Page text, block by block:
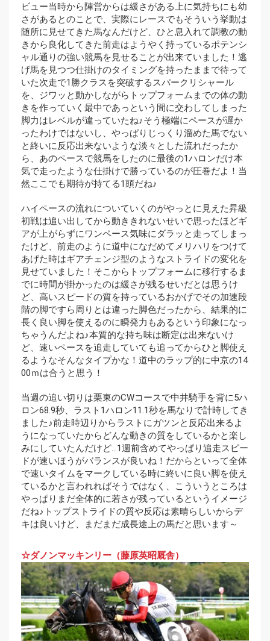
ビュー当時から陣営からは緩さがある上に気持ちにも幼
さがあるとのことで、実際にレースでもそういう挙動は
随所に見せてきた馬なんだけど、ひと息入れて調教の動
きから良化してきた前走はようやく持っているポテンシ
ャル通りの強い競馬を見せることが出来ていました！逃
げ馬を見つつ仕掛けのタイミングを持ったままで待って
いた次走で1勝クラスを突破するスパークリシャール
を、ジワッと動かしながらトップフォームまでの体の動
きを作っていく最中であっという間に交わしてしまった
脚力はレベルが違っていたね♪そう極端にペースが遅か
ったわけではないし、やっぱりじっくり溜めた馬でない
と終いに反応出来ないような淡々とした流れだったか
ら、あのペースで競馬をしたのに最後の1ハロンだけ本
気で走ったような仕掛けで勝っているのが圧巻だよ！当
然ここでも期待が持てる1頭だね♪
ハイペースの流れについていくのがやっとに見えた昇級
初戦は追い出してから動ききれないせいで思ったほどギ
アが上がらずにワンペース気味にダラッと走ってしまっ
たけど、前走のように道中になだめてメリハリをつけて
あげた時はギアチェンジ型のようなストライドの変化を
見せていました！そこからトップフォームに移行するま
でに時間が掛かったのは緩さが残るせいだとは思うけ
ど、高いスピードの質を持っているおかげでその加速段
階の脚ですら周りとは違った脚色だったから、結果的に
長く良い脚を使えるのに瞬発力もあるという印象になっ
ちゃうんだよね♪本質的な持ち味は断定は出来ないけ
ど、速いペースを追走していても追ってからひと脚使え
るようなそんなタイプかな！道中のラップ的に中京の14
00ｍは合うと思う！
当週の追い切りは栗東のCWコースで中井騎手を背に5ハ
ロン68.9秒、ラスト1ハロン11.1秒を馬なりで計時してき
ました♪前走時辺りからラストにガツンと反応出来るよ
うになっていたからどんな動きの質をしているかと楽し
みにしていたんだけど…1週前含めてやっぱり追走スピー
ドが速いほうがバランスが良いね！だからといって全体
で速いタイムをマークしている時に終いに良い脚を使え
ているかと言われればそうではなく、こういうところは
やっぱりまだ全体的に若さが残っているというイメージ
だね♪トップストライドの質や反応は素晴らしいからデ
キは良いけど、まだまだ成長途上の馬だと思います～
☆ダノンマッキンリー（藤原英昭厩舎）